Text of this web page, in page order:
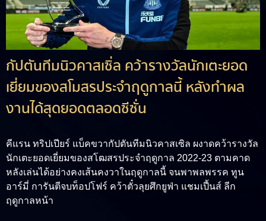
กัปตันทีมนิวคาสเซิ่ล คว้ารางวัลนักเตะยอด
เยี่ยมของสโมสรประจำฤดูกาลนี้ หลังทำผล
งานได้สุดยอดตลอดซีซั่น
คีแรน ทริปเปียร์ แบ็คขวากัปตันทีมนิวคาสเซิล ผงาดคว้ารางวัล
นักเตะยอดเยี่ยมของสโฒสรประจำฤดูกาล 2022-23 ตามคาด
หลังเล่นได้อย่างคงเส้นคงวาในฤดูกาลนี้ จนพาพลพรรค ทูน
อาร์มี่ การันตีจบท็อปโฟร์ คว้าตั๋วลุยศึกยูฟ่า แชมเปี้นส์ ลีก
ฤดูกาลหน้า